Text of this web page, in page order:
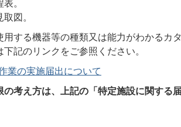
。
図。
用する機器等の種類又は能力がわかるカ
下記のリンクをご参照ください。
業の実施届出について
の考え方は、上記の「特定施設に関する